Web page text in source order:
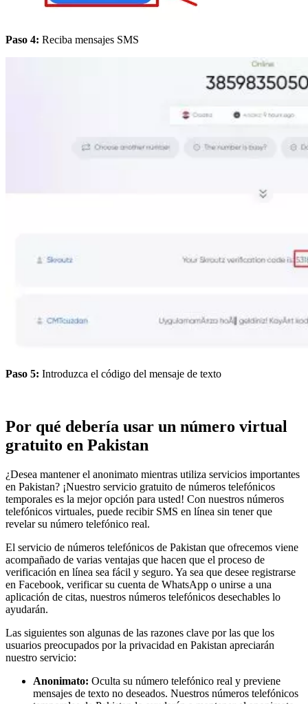
Paso 4: Reciba mensajes SMS
Paso 5: Introduzca el código del mensaje de texto
Por qué debería usar un número virtual
gratuito en Pakistan
¿Desea mantener el anonimato mientras utiliza servicios importantes
en Pakistan? ¡Nuestro servicio gratuito de números telefónicos
temporales es la mejor opción para usted! Con nuestros números
telefónicos virtuales, puede recibir SMS en línea sin tener que
revelar su número telefónico real.
El servicio de números telefónicos de Pakistan que ofrecemos viene
acompañado de varias ventajas que hacen que el proceso de
verificación en línea sea fácil y seguro. Ya sea que desee registrarse
en Facebook, verificar su cuenta de WhatsApp o unirse a una
aplicación de citas, nuestros números telefónicos desechables lo
ayudarán.
Las siguientes son algunas de las razones clave por las que los
usuarios preocupados por la privacidad en Pakistan apreciarán
nuestro servicio:
Anonimato: Oculta su número telefónico real y previene
mensajes de texto no deseados. Nuestros números telefónicos